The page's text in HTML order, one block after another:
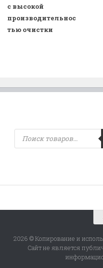
с высокой
производительнос
тью очистки
Поиск
товаров
2026 © Копирование и
Сайт не является